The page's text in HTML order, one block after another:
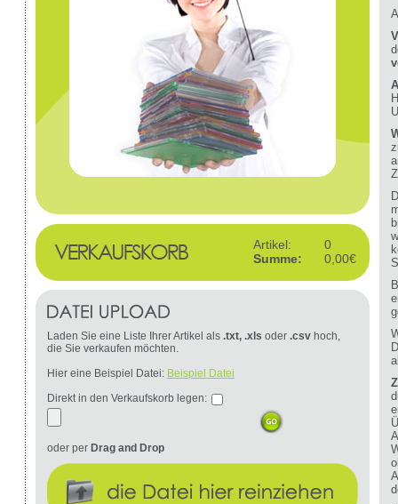
Artikel:
0
Summe:
0,00€
Laden Sie eine Liste Ihrer Artikel als .txt, .xls oder .csv hoch,
die Sie verkaufen möchten.
Hier eine Beispiel Datei: Beispiel Datei
Direkt in den Verkaufskorb legen:
oder per Drag and Drop